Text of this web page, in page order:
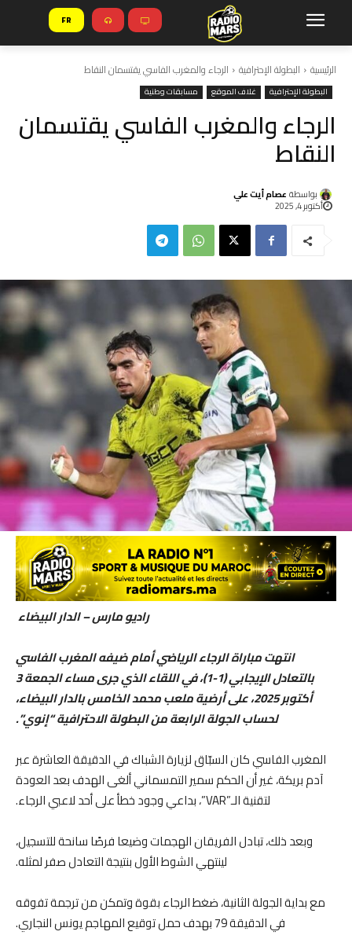
FR
الرئيسية البطولة الإحترافية الرجاء والمغرب الفاسي يقتسمان النقاط
البطولة الإحترافية غلاف الموقع مسابقات وطنية
الرجاء والمغرب الفاسي يقتسمان
النقاط
بواسطة عصام أيت علي
أكتوبر 4, 2025
راديو مارس – الدار البيضاء
انتهت مباراة الرجاء الرياضي أمام ضيفه المغرب الفاسي
بالتعادل الإيجابي (1-1)، في اللقاء الذي جرى مساء الجمعة 3
أكتوبر 2025، على أرضية ملعب محمد الخامس بالدار البيضاء،
لحساب الجولة الرابعة من البطولة الاحترافية “إنوي”.
المغرب الفاسي كان السبّاق لزيارة الشباك في الدقيقة العاشرة عبر
آدم بريكة، غير أن الحكم سمير التمسماني ألغى الهدف بعد العودة
لتقنية الـ”VAR”، بداعي وجود خطأ على أحد لاعبي الرجاء.
وبعد ذلك، تبادل الفريقان الهجمات وضيعا فرصًا سانحة للتسجيل،
لينتهي الشوط الأول بنتيجة التعادل صفر لمثله.
مع بداية الجولة الثانية، ضغط الرجاء بقوة وتمكن من ترجمة تفوقه
في الدقيقة 79 بهدف حمل توقيع المهاجم يونس النجاري.